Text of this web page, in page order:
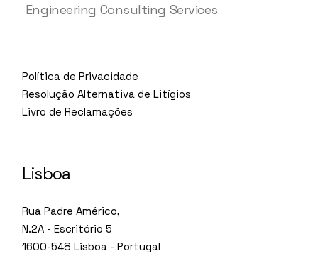
Engineering Consulting Services
Política de Privacidade
Resolução Alternativa de Litígios
Livro de Reclamações
Lisboa
Rua Padre Américo,
N.2A - Escritório 5
1600-548 Lisboa - Portugal